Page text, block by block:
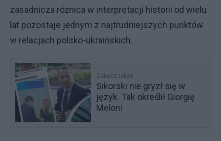
zasadnicza różnica w interpretacji historii od wielu
lat pozostaje jednym z najtrudniejszych punktów
w relacjach polsko-ukraińskich.
Zobacz także
Sikorski nie gryzł się w
język. Tak określił Giorgię
Meloni